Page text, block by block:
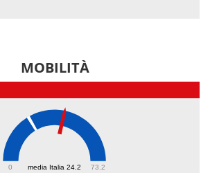
MOBILITÀ
media Italia 24.2
0 73.2